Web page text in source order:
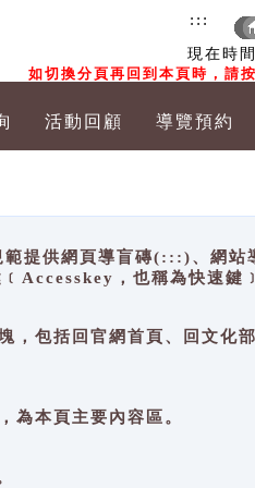
現在時
如切換分頁再回到本頁時，請
:::
活動回顧 導覽預約
範提供網頁導盲磚(:::)、網站
，也稱為快速鍵
括回官網首頁、回文化部
本頁主要內容區。